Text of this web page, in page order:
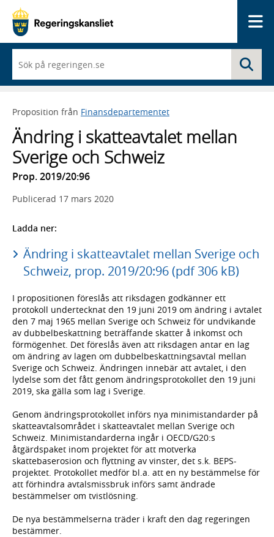
du
börjar
skriva
framträder
en
lista
med
sökförslag
Proposition från Finansdepartementet
Ändring i skatteavtalet mellan
Sverige och Schweiz
Prop. 2019/20:96
Publicerad 17 mars 2020
Ladda ner:
Ändring i skatteavtalet mellan Sverige och
Schweiz, prop. 2019/20:96 (pdf 306 kB)
I propositionen föreslås att riksdagen godkänner ett
protokoll undertecknat den 19 juni 2019 om ändring i avtalet
den 7 maj 1965 mellan Sverige och Schweiz för undvikande
av dubbelbeskattning beträffande skatter å inkomst och
förmögenhet. Det föreslås även att riksdagen antar en lag
om ändring av lagen om dubbelbeskattningsavtal mellan
Sverige och Schweiz. Ändringen innebär att avtalet, i den
lydelse som det fått genom ändringsprotokollet den 19 juni
2019, ska gälla som lag i Sverige.
Genom ändringsprotokollet införs nya minimistandarder på
skatteavtalsområdet i skatteavtalet mellan Sverige och
Schweiz. Minimistandarderna ingår i OECD/G20:s
åtgärdspaket inom projektet för att motverka
skattebaserosion och flyttning av vinster, det s.k. BEPS-
projektet. Protokollet medför bl.a. att en ny bestämmelse för
att förhindra avtalsmissbruk införs samt ändrade
bestämmelser om tvistlösning.
De nya bestämmelserna träder i kraft den dag regeringen
bestämmer.